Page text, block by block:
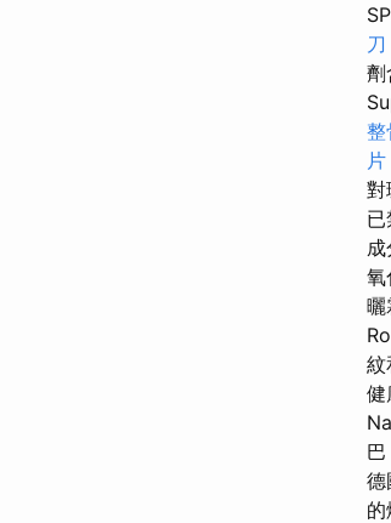
刀
劑
整
片
對
氧
曬
紋
健
德